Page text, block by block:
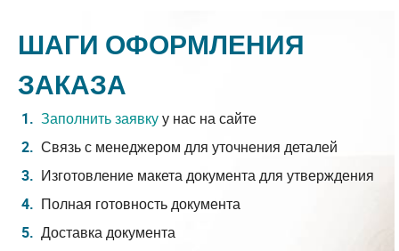
ШАГИ ОФОРМЛЕНИЯ
ЗАКАЗА
Заполнить заявкуу нас на сайте
Связь с менеджером для уточнения деталей
Изготовление макета документа для утверждения
Полная готовность документа
Доставка документа